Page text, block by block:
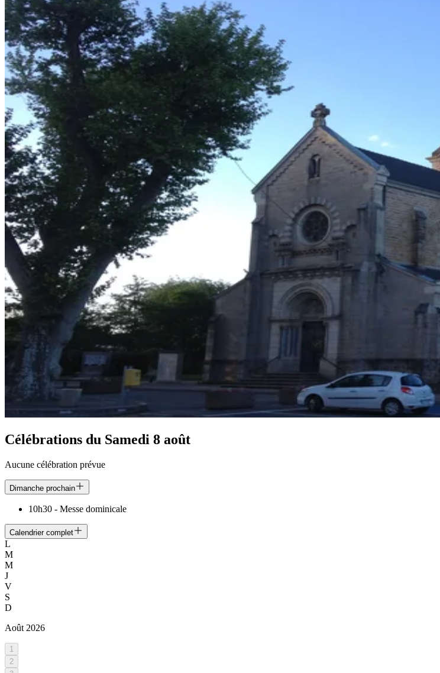
Célébrations du Samedi 8 août
Aucune célébration prévue
Dimanche prochain
10h30 - Messe dominicale
Calendrier complet
L
M
M
J
V
S
D
Août 2026
1
2